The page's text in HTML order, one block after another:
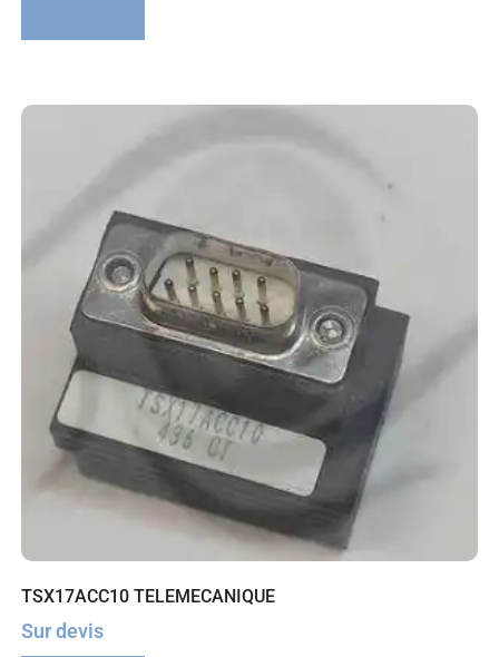
TSX17ACC10 TELEMECANIQUE
Sur devis